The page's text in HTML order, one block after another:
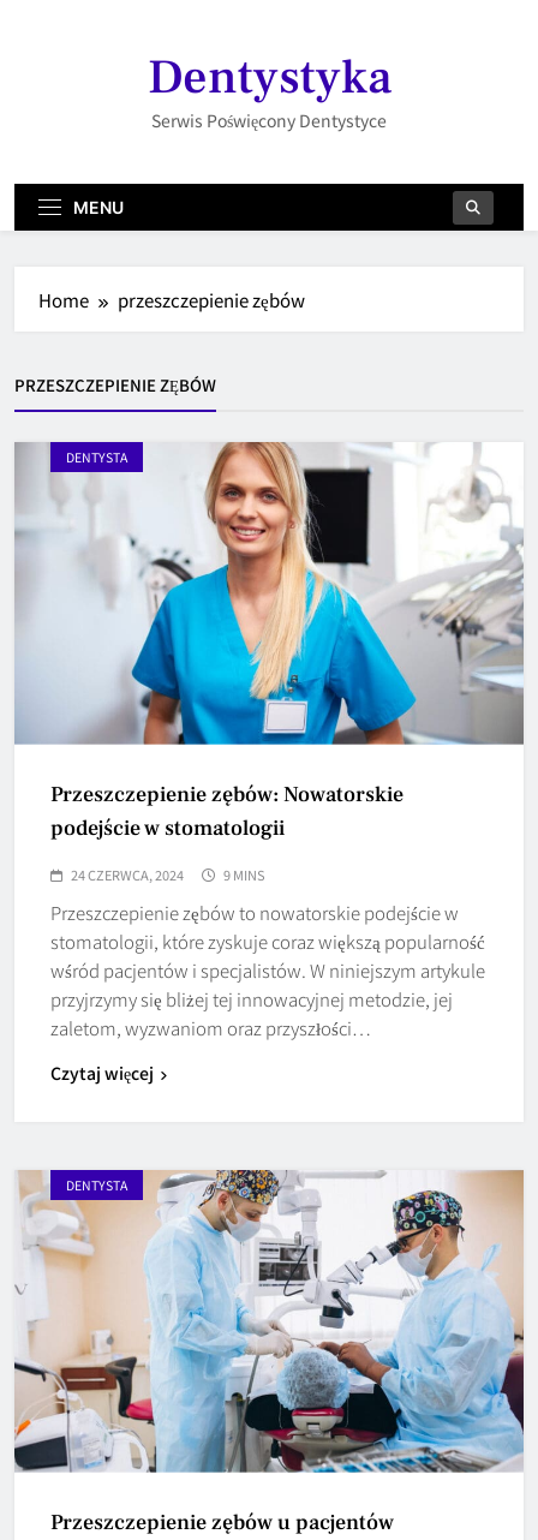
Dentystyka
Serwis Poświęcony Dentystyce
MENU
Home przeszczepienie zębów
PRZESZCZEPIENIE ZĘBÓW
DENTYSTA
Przeszczepienie zębów: Nowatorskie
podejście w stomatologii
24 CZERWCA, 2024 9 MINS
Przeszczepienie zębów to nowatorskie podejście w
stomatologii, które zyskuje coraz większą popularność
wśród pacjentów i specjalistów. W niniejszym artykule
przyjrzymy się bliżej tej innowacyjnej metodzie, jej
zaletom, wyzwaniom oraz przyszłości…
Czytaj więcej
DENTYSTA
Przeszczepienie zębów u pacjentów